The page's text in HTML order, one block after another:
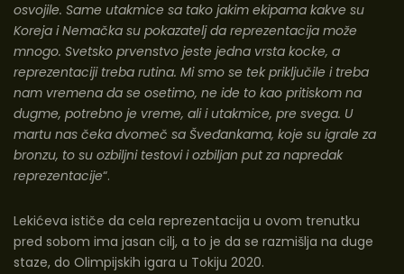
osvojile. Same utakmice sa tako jakim ekipama kakve su
Koreja i Nemačka su pokazatelj da reprezentacija može
mnogo. Svetsko prvenstvo jeste jedna vrsta kocke, a
reprezentaciji treba rutina. Mi smo se tek priključile i treba
nam vremena da se osetimo, ne ide to kao pritiskom na
dugme, potrebno je vreme, alii utakmice, pre svega. U
martu nas čeka dvomeč sa Šveđankama, koje su igrale za
bronzu, to su ozbiljni testovi i ozbiljan put za napredak
reprezentacije“.
Lekićeva ističe da cela reprezentacija u ovom trenutku
pred sobom ima jasan cilj, a to je da se razmišlja na duge
staze, do Olimpijskih igara u Tokiju 2020.